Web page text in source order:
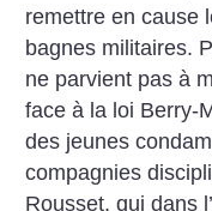
remettre en cause
bagnes militaires.
ne parvient pas à
face à la loi Berry-
des jeunes
compagnies
Rousset, qui dans